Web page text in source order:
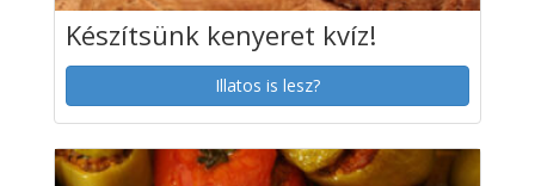
Készítsünk kenyeret kvíz!
Illatos is lesz?